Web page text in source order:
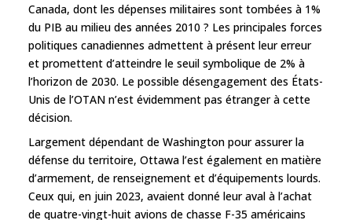
Canada, dont les dépenses militaires sont tombées à 1%
du PIB au milieu des années 2010 ? Les principales forces
politiques canadiennes admettent à présent leur erreur
et promettent d’atteindre le seuil symbolique de 2% à
l’horizon de 2030. Le possible désengagement des États-
Unis de l’OTAN n’est évidemment pas étranger à cette
décision.
Largement dépendant de Washington pour assurer la
défense du territoire, Ottawa l’est également en matière
d’armement, de renseignement et d’équipements lourds.
Ceux qui, en juin 2023, avaient donné leur aval à l’achat
de quatre-vingt-huit avions de chasse F-35 américains